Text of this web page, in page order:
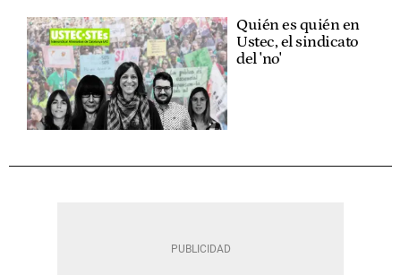
Quién es quién en
Ustec, el sindicato
del 'no'